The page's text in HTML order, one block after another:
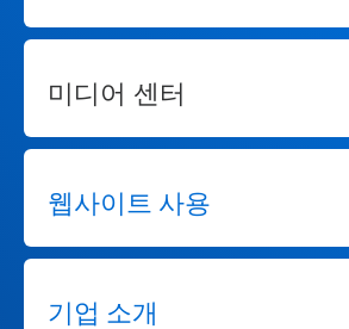
미디어 센터
웹사이트 사용
기업 소개